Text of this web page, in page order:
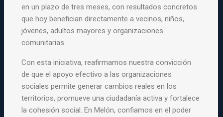
en un plazo de tres meses, con resultados concretos
que hoy benefician directamente a vecinos, niños,
jóvenes, adultos mayores y organizaciones
comunitarias.
Con esta iniciativa, reafirmamos nuestra convicción
de que el apoyo efectivo a las organizaciones
sociales permite generar cambios reales en los
territorios, promueve una ciudadanía activa y fortalece
la cohesión social. En Melón, confiamos en el poder